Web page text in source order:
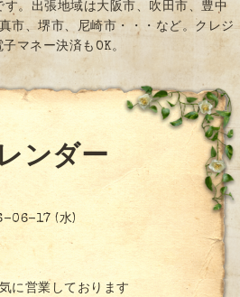
す。出張地域は大阪市、吹田市、豊中
市、堺市、尼崎市・・・など。クレジ
マネー決済もOK。
ンダー
06-17 (水)
に営業しております